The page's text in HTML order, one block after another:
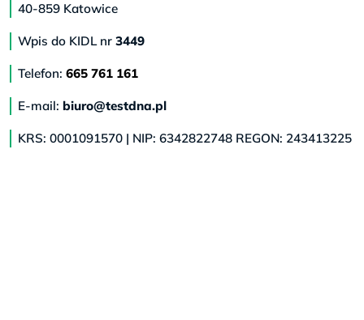
40-859 Katowice
Wpis do KIDL nr 3449
Telefon: 665 761 161
E-mail: biuro@testdna.pl
KRS: 0001091570 | NIP: 6342822748 REGON: 243413225